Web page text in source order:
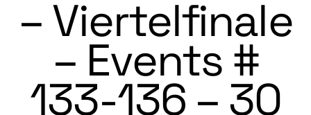
– Viertelfinale
– Events #
133-136 – 30